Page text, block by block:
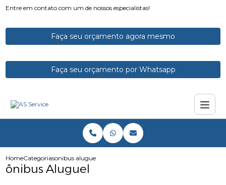
Entre em contato com um de nossos especialistas!
Faça seu orçamento agora mesmo
Faça seu orçamento por Whatsapp
HomeCategoriasonibus aluguel
ônibus Aluguel